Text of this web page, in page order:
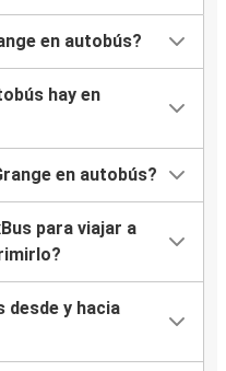
en autobús?
hay en
en autobús?
para viajar a
desde y hacia